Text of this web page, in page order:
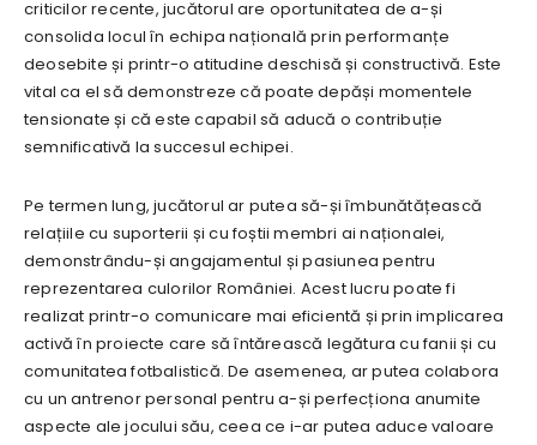
criticilor recente, jucătorul are oportunitatea de a-și
consolida locul în echipa națională prin performanțe
deosebite și printr-o atitudine deschisă și constructivă. Este
vital ca el să demonstreze că poate depăși momentele
tensionate și că este capabil să aducă o contribuție
semnificativă la succesul echipei.
Pe termen lung, jucătorul ar putea să-și îmbunătățească
relațiile cu suporterii și cu foștii membri ai naționalei,
demonstrându-și angajamentul și pasiunea pentru
reprezentarea culorilor României. Acest lucru poate fi
realizat printr-o comunicare mai eficientă și prin implicarea
activă în proiecte care să întărească legătura cu fanii și cu
comunitatea fotbalistică. De asemenea, ar putea colabora
cu un antrenor personal pentru a-și perfecționa anumite
aspecte ale jocului său, ceea ce i-ar putea aduce valoare